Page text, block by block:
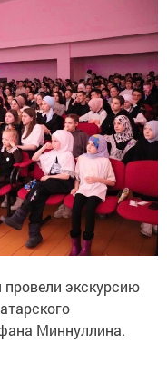
провели экскурсию
Миннуллина.